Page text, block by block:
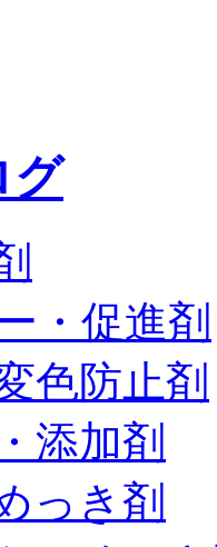
グ
・促進剤
色防止剤
添加剤
っき剤